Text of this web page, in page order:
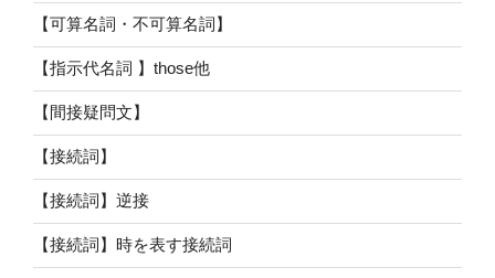
【可算名詞・不可算名詞】
【指示代名詞 】those他
【間接疑問文】
【接続詞】
【接続詞】逆接
【接続詞】時を表す接続詞